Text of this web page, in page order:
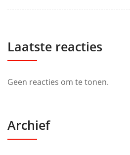
Laatste reacties
Geen reacties om te tonen.
Archief